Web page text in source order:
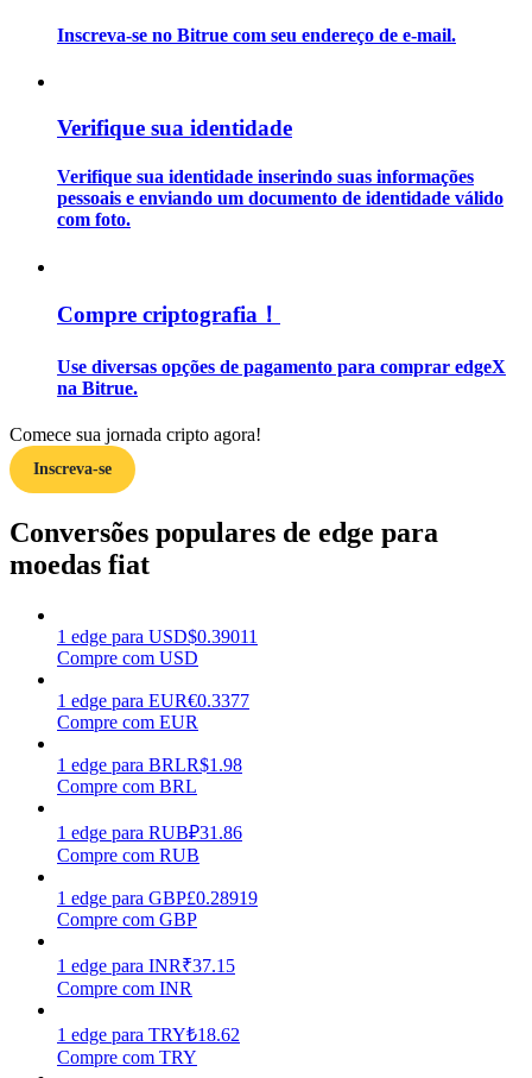
Aprenda como se manter lucrativo
Porquinho poderoso
Inscreva-se no Bitrue com seu endereço de e-mail.
Verifique sua identidade
Verifique sua identidade inserindo suas informações
pessoais e enviando um documento de identidade válido
com foto.
Compre criptografia！
Use diversas opções de pagamento para comprar edgeX
na Bitrue.
Comece sua jornada cripto agora!
Inscreva-se
Conversões populares de edge para
moedas fiat
1 edge para USD$0.39011
Compre com USD
1 edge para EUR€0.3377
Compre com EUR
1 edge para BRLR$1.98
Compre com BRL
1 edge para RUB₽31.86
Compre com RUB
1 edge para GBP£0.28919
Compre com GBP
1 edge para INR₹37.15
Compre com INR
1 edge para TRY₺18.62
Compre com TRY